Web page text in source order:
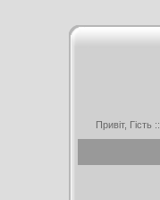
Привіт, Гість ::